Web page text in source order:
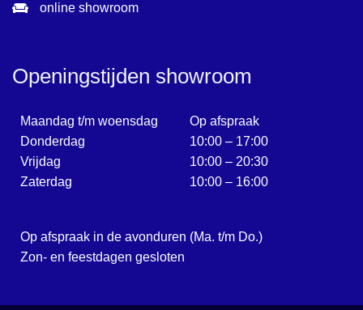
online showroom
Openingstijden showroom
Maandag t/m woensdag
Donderdag
Vrijdag
Zaterdag
Op afspraak
10:00 – 17:00
10:00 – 20:30
10:00 – 16:00
Op afspraak in de avonduren (Ma. t/m Do.)
Zon- en feestdagen gesloten